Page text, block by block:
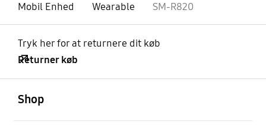
Mobil Enhed
Wearable SM-R820
Tryk her for at returnere dit køb
Returner køb
Shop